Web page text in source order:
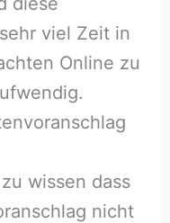
viel Zeit in
Online zu
wissen dass
nicht